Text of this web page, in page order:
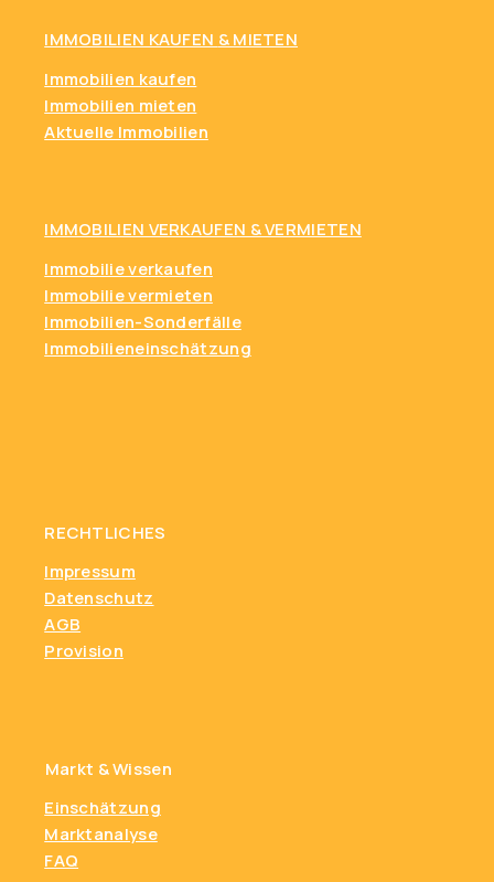
RECHTLICHES
Impressum
Datenschutz
AGB
Provision
Markt & Wissen
Einschätzung
Marktanalyse
FAQ
IMMOBILIEN VERKAUFEN & VERMIETEN
Immobilie verkaufen
Immobilie vermieten
Immobilien-Sonderfälle
Immobilieneinschätzung
IMMOBILIEN KAUFEN & MIETEN
Immobilien kaufen
Immobilien mieten
Aktuelle Immobilien